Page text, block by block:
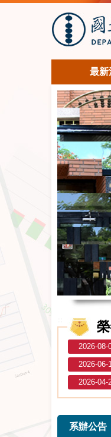
最新
:::
2026-08-
2026-06-
2026-04-
系辦公告